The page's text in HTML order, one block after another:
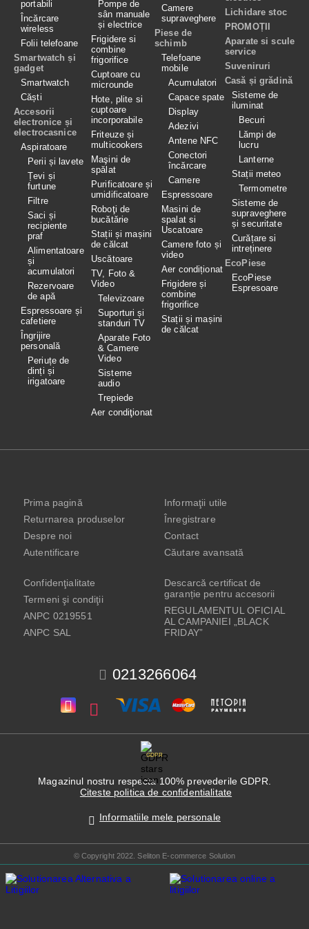
portabili
Încărcare
wireless
Folii telefoane
Smartwatch și
gadget
Smartwatch
Căști
Accesorii
electronice și
electrocasnice
Aspiratoare
Perii și lavete
Țevi și
furtune
Filtre
Saci și
recipiente
praf
Alimentatoare
și
acumulatori
Rezervoare
de apă
Espressoare și
cafetiere
Îngrijire
personală
Periuțe de
dinți și
irigatoare
Pompe de
sân manuale
și electrice
Frigidere si
combine
frigorifice
Cuptoare cu
microunde
Hote, plite si
cuptoare
incorporabile
Friteuze și
multicookers
Maşini de
spălat
Purificatoare și
umidificatoare
Roboţi de
bucătărie
Stații și mașini
de călcat
Uscătoare
TV, Foto &
Video
Televizoare
Suporturi și
standuri TV
Aparate Foto
& Camere
Video
Sisteme
audio
Trepiede
Aer condiţionat
Camere
supraveghere
Piese de
schimb
Telefoane
mobile
Acumulatori
Capace spate
Display
Adezivi
Antene NFC
Conectori
încărcare
Camere
Espressoare
Masini de
spalat si
Uscatoare
Camere foto și
video
Aer condiționat
Frigidere și
combine
frigorifice
Stații și mașini
de călcat
Lichidare stoc
PROMOȚII
Aparate si scule
service
Suveniruri
Casă și grădină
Sisteme de
iluminat
Becuri
Lămpi de
lucru
Lanterne
Stații meteo
Termometre
Sisteme de
supraveghere
și securitate
Curățare si
intreținere
EcoPiese
EcoPiese
Espresoare
0213266064
Prima pagină
Returnarea produselor
Despre noi
Autentificare
Informaţii utile
Înregistrare
Contact
Căutare avansată
Confidenţialitate
Termeni şi condiţii
ANPC 0219551
ANPC SAL
Descarcă certificat de
garanție pentru accesorii
REGULAMENTUL OFICIAL
AL CAMPANIEI „BLACK
FRIDAY”
GDPR
Magazinul nostru respecta 100% prevederile GDPR.
Citeste politica de confidentialitate
Informatiile mele personale
© Copyright 2022. Seliton E-commerce Solution